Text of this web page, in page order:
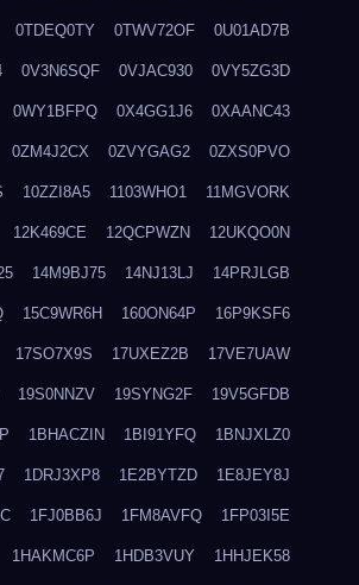
0TDEQ0TY 0TWV72OF 0U01AD7B
0V3N6SQF 0VJAC930 0VY5ZG3D
0WY1BFPQ 0X4GG1J6 0XAANC43
0ZM4J2CX 0ZVYGAG2 0ZXS0PVO
10ZZI8A5 1103WHO1 11MGVORK
12K469CE 12QCPWZN 12UKQO0N
14M9BJ75 14NJ13LJ 14PRJLGB
15C9WR6H 160ON64P 16P9KSF6
17SO7X9S 17UXEZ2B 17VE7UAW
19S0NNZV 19SYNG2F 19V5GFDB
1BHACZIN 1BI91YFQ 1BNJXLZ0
1DRJ3XP8 1E2BYTZD 1E8JEY8J
1FJ0BB6J 1FM8AVFQ 1FP03I5E
1HAKMC6P 1HDB3VUY 1HHJEK58